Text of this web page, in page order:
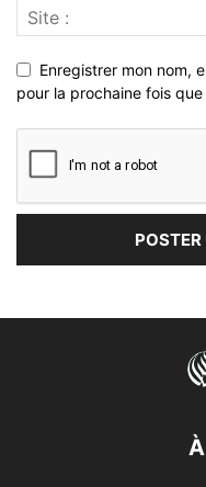
Enregistrer mon nom,
pour la prochaine fois